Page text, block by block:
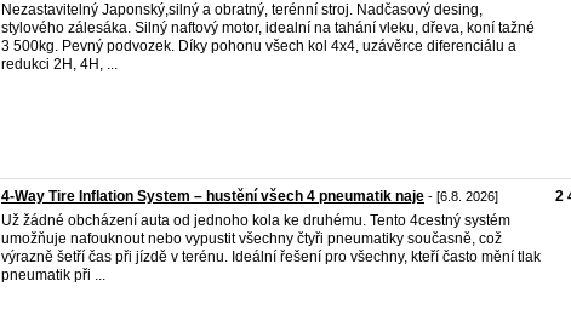
Nezastavitelný Japonský,silný a obratný, terénní stroj. Nadčasový desing,
stylového zálesáka. Silný naftový motor, idealní na tahání vleku, dřeva, koní tažné
3 500kg. Pevný podvozek. Díky pohonu všech kol 4x4, uzávěrce diferenciálu a
redukci 2H, 4H, ...
4-Way Tire Inflation System – hustění všech 4 pneumatik naje - [6.8. 2026]
Už žádné obcházení auta od jednoho kola ke druhému. Tento 4cestný systém
umožňuje nafouknout nebo vypustit všechny čtyři pneumatiky současně, což
výrazně šetří čas při jízdě v terénu. Ideální řešení pro všechny, kteří často mění tlak
pneumatik při ...
2